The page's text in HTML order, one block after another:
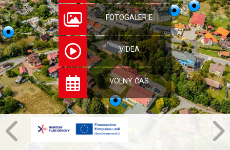
FOTOGALERIE
VIDEA
VOLNÝ ČAS